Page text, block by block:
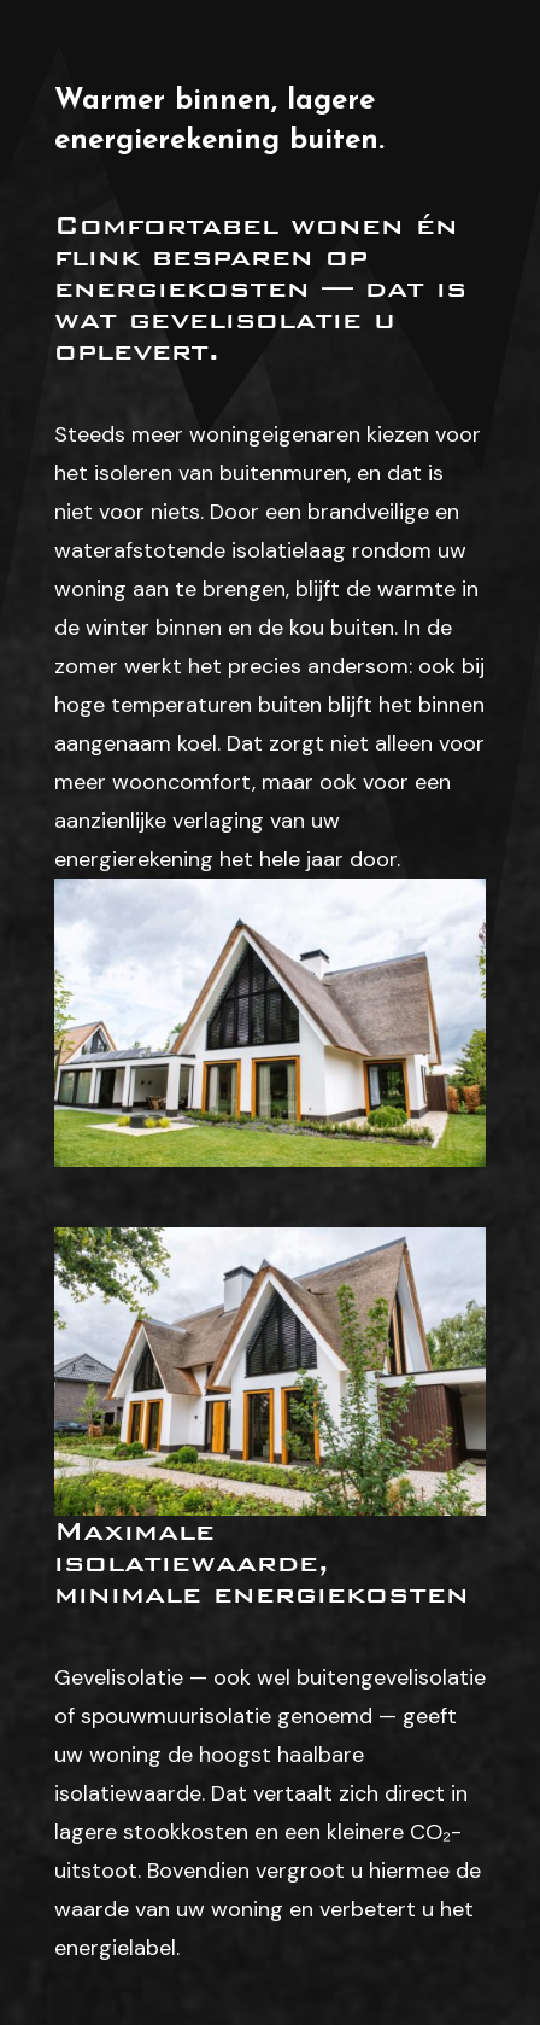
Warmer binnen, lagere
energierekening buiten.
Comfortabel wonen én
flink besparen op
energiekosten — dat is
wat gevelisolatie u
oplevert.
Steeds meer woningeigenaren kiezen voor
het isoleren van buitenmuren, en dat is
niet voor niets. Door een brandveilige en
waterafstotende isolatielaag rondom uw
woning aan te brengen, blijft de warmte in
de winter binnen en de kou buiten. In de
zomer werkt het precies andersom: ook bij
hoge temperaturen buiten blijft het binnen
aangenaam koel. Dat zorgt niet alleen voor
meer wooncomfort, maar ook voor een
aanzienlijke verlaging van uw
energierekening het hele jaar door.
Maximale
isolatiewaarde,
minimale energiekosten
Gevelisolatie — ook wel buitengevelisolatie
of spouwmuurisolatie genoemd — geeft
uw woning de hoogst haalbare
isolatiewaarde. Dat vertaalt zich direct in
lagere stookkosten en een kleinere CO₂-
uitstoot. Bovendien vergroot u hiermee de
waarde van uw woning en verbetert u het
energielabel.